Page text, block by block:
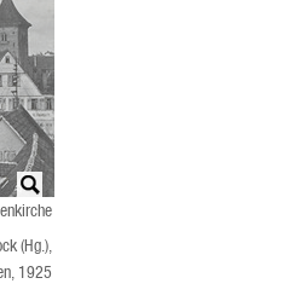
(Hg.),
1925